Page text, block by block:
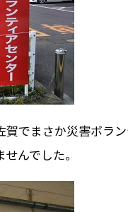
でまさか災害ボラ
んでした。